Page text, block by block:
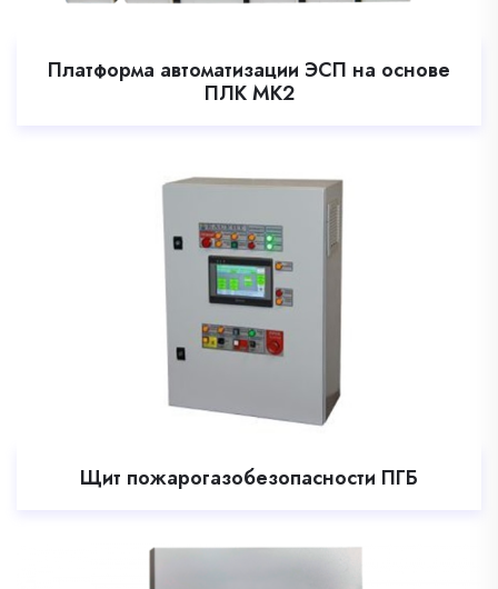
Платформа автоматизации ЭСП на основе
ПЛК МК2
Щит пожарогазобезопасности ПГБ